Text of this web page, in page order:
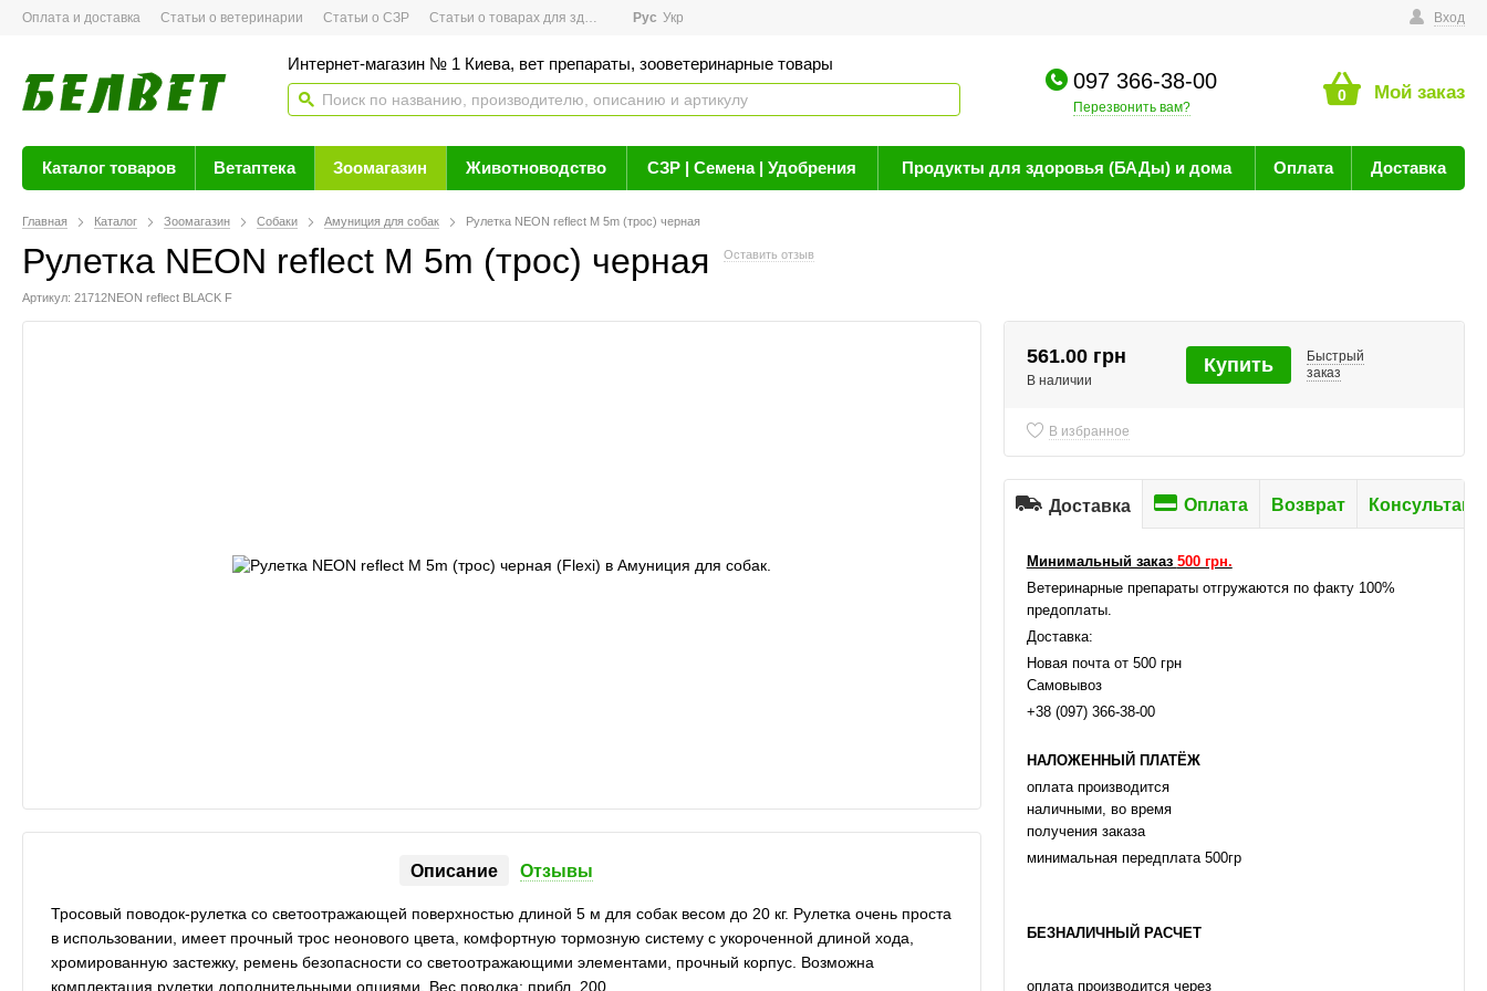
Оплата и доставка Статьи о ветеринарии Статьи о СЗР Статьи о товарах для здоровья Новости Вход
Рус Укр
Интернет-магазин № 1 Киева, вет препараты, зооветеринарные товары
097 366-38-00
Перезвонить вам?
0 Мой заказ
Каталог товаров Ветаптека Зоомагазин Животноводство СЗР | Семена | Удобрения Продукты для здоровья (БАДы) и дома Оплата Доставка
Главная Каталог Зоомагазин Собаки Амуниция для собак Рулетка NEON reflect M 5m (трос) черная
Рулетка NEON reflect M 5m (трос) черная Оставить отзыв
Артикул: 21712NEON reflect BLACK F
Описание Отзывы
Тросовый поводок-рулетка со светоотражающей поверхностью длиной 5 м для собак весом до 20 кг. Рулетка очень проста
в использовании, имеет прочный трос неонового цвета, комфортную тормозную систему с укороченной длиной хода,
хромированную застежку, ремень безопасности со светоотражающими элементами, прочный корпус. Возможна
комплектация рулетки дополнительными опциями. Bес поводка: прибл. 200
561.00 грн
В наличии
Купить
Быстрый
заказ
В избранное
Доставка Оплата Возврат
Минимальный заказ 500 грн.
Ветеринарные препараты отгружаются по факту 100%
предоплаты.
Доставка:
Новая почта от 500 грн
Самовывоз
+38 (097) 366-38-00
НАЛОЖЕННЫЙ ПЛАТЁЖ
оплата производится
наличными, во время
получения заказа
минимальная передплата 500гр
БЕЗНАЛИЧНЫЙ РАСЧЕТ
оплата производится через